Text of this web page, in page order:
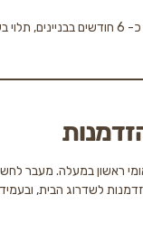
בבית פרטי ועד כ- 6 חודשים בבניינים, תלוי בעומס הוועדה
במעלה. מעבר לחשיבות הברורה
הבית, ובעמידה מלאה